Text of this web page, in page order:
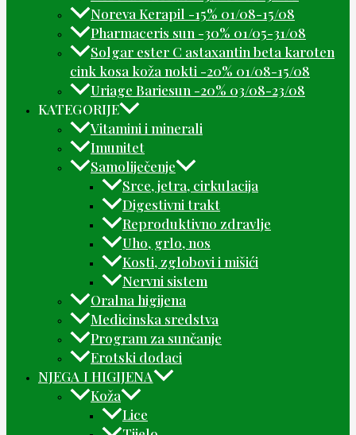
Noreva Kerapil -15% 01/08-15/08
Pharmaceris sun -30% 01/05-31/08
Solgar ester C astaxantin beta karoten
cink kosa koža nokti -20% 01/08-15/08
Uriage Bariesun -20% 03/08-23/08
KATEGORIJE
Vitamini i minerali
Imunitet
Samoliječenje
Srce, jetra, cirkulacija
Digestivni trakt
Reproduktivno zdravlje
Uho, grlo, nos
Kosti, zglobovi i mišići
Nervni sistem
Oralna higijena
Medicinska sredstva
Program za sunčanje
Erotski dodaci
NJEGA I HIGIJENA
Koža
Lice